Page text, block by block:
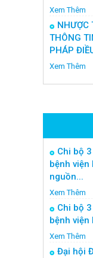
Xem Thêm
NHƯỢC
THÔNG
PHÁP
Xem Thêm
Chi bộ
bệnh viện
nguồn...
Xem Thêm
Chi bộ
bệnh viện
Xem Thêm
Đại hội